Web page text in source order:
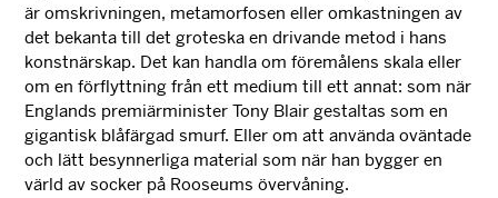
är omskrivningen, metamorfosen eller omkastningen av
det bekanta till det groteska en drivande metod i hans
konstnärskap. Det kan handla om föremålens skala eller
om en förflyttning från ett medium till ett annat: som när
Englands premiärminister Tony Blair gestaltas som en
gigantisk blåfärgad smurf. Eller om att använda oväntade
och lätt besynnerliga material som när han bygger en
värld av socker på Rooseums övervåning.